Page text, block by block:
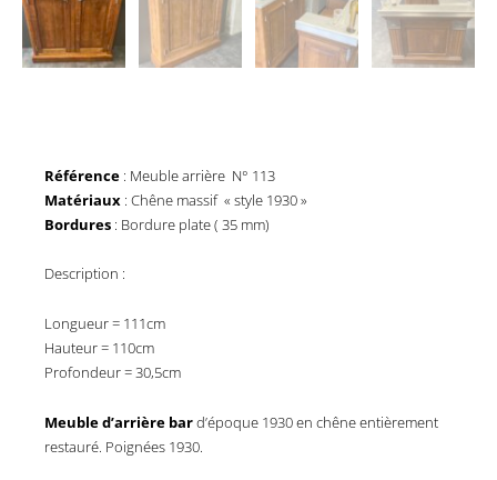
Référence : Meuble arrière N° 113
Matériaux : Chêne massif « style 1930 »
Bordures : Bordure plate ( 35 mm)
Description :
Longueur = 111cm
Hauteur = 110cm
Profondeur = 30,5cm
Meuble d’arrière bard’époque 1930 en chêne entièrement
restauré. Poignées 1930.